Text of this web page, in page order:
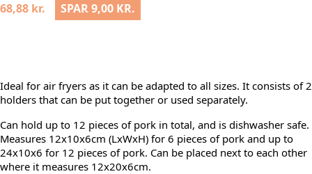
68,88 kr.
SPAR 9,00 KR.
Ideal for air fryers as it can be adapted to all sizes. It consists of 2
holders that can be put together or used separately.
Can hold up to 12 pieces of pork in total, and is dishwasher safe.
Measures 12x10x6cm (LxWxH) for 6 pieces of pork and up to
24x10x6 for 12 pieces of pork. Can be placed next to each other
where it measures 12x20x6cm.